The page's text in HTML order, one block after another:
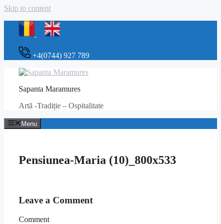
Skip to content
+4(0744) 927 789
Sapanta Maramures
Artă -Tradiție – Ospitalitate
Menu
Pensiunea-Maria (10)_800x533
Leave a Comment
Comment